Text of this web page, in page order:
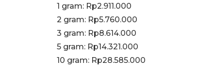
‎1 gram: Rp2.911.000
‎2 gram: Rp5.760.000
3 gram: Rp8.614.000
‎5 gram: Rp14.321.000
10 gram: Rp28.585.000